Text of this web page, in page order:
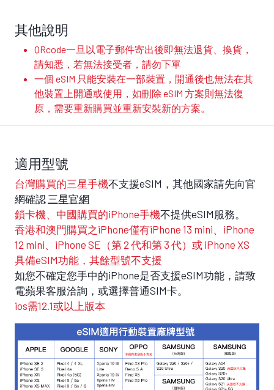
其他說明
QRcode一旦以電子郵件寄出後即無法退貨、換貨，
請知悉，若無法接受者，請勿下單
一個 eSIM 只能安裝在一部裝置，開通後也無法在其
他裝置上開通或使用，如刪除 eSIM 方案則無法復
原，需要重新購買並重新安裝新的方案。
適用型號
台灣購買的三星手機不支援eSIM，其他國家請先向官
網確認 三星官網
鎖卡機、中國購買的iPhone手機不提供eSIM服務。
香港和澳門購買之iPhone僅有iPhone 13 mini、iPhone
12 mini、iPhone SE（第 2 代和第 3 代）或 iPhone XS
具備eSIM功能，其餘型號不支援
如您不確定您手中的iPhone是否支援eSIM功能，請致
電蘋果客服洽詢，或選擇普通SIM卡。
ios需12.1或以上版本